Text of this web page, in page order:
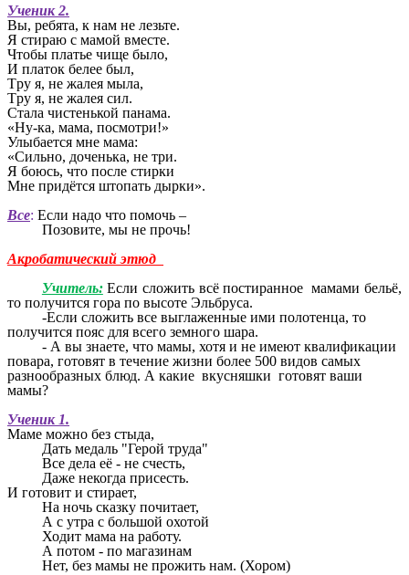
Ученик 2.
Вы, ребята, к нам не лезьте.
Я стираю с мамой вместе.
Чтобы платье чище было,
И платок белее был,
Tpy я, не жалея мыла,
Tpy я, не жалея сил.
Стала чистенькой панама.
«Hy-ка, мама, посмотри!»
Улыбается мне мама:
«Сильно, доченька, не три.
Я боюсь, что после стирки
Мне придётся штопать дырки».
Все: Если надо что помочь –
Позовите, мы не прочь!
Акробатический этюд
Учитель:Если сложить всё постиранное мамами бельё,
то получится гора по высоте Эльбруса.
-Если сложить все выглаженные ими полотенца, то
получится пояс для всего земного шара.
- А вы знаете, что мамы, хотя и не имеют квалификации
повара, готовят в течение жизни более 500 видов самых
разнообразных блюд. А какие вкусняшки готовят ваши
мамы?
Ученик 1.
Маме можно без стыда,
Дать медаль "Герой труда"
Все дела её - не счесть,
Даже некогда присесть.
И готовит и стирает,
На ночь сказку почитает,
А с утра с большой охотой
Ходит мама на работу.
А потом - по магазинам
Нет, без мамы не прожить нам. (Хором)